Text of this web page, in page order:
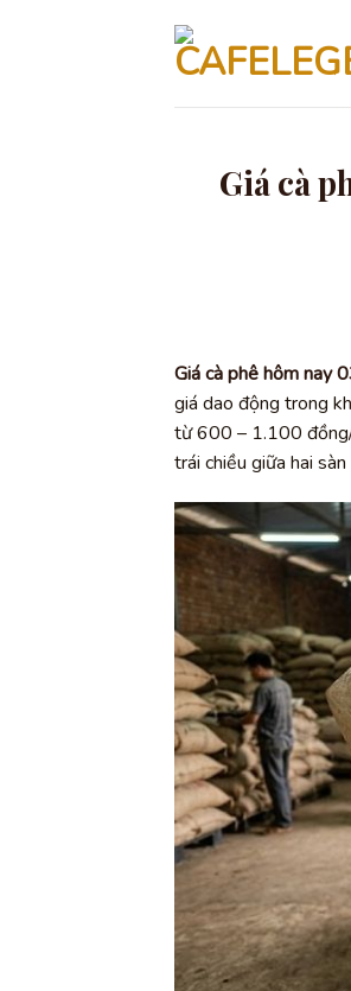
Giá cà
Giá cà phê hôm nay
giá dao động trong
từ 600 – 1.100
trái chiều giữa hai